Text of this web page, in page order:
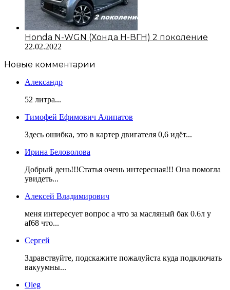
Honda N-WGN (Хонда Н-ВГН) 2 поколение
22.02.2022
Новые комментарии
Александр
52 литра...
Тимофей Ефимович Алипатов
Здесь ошибка, это в картер двигателя 0,6 идёт...
Ирина Беловолова
Добрый день!!!Статья очень интересная!!! Она помогла
увидеть...
Алексей Владимирович
меня интересует вопрос а что за масляный бак 0.6л у
af68 что...
Сергей
Здравствуйте, подскажите пожалуйста куда подключать
вакуумны...
Oleg